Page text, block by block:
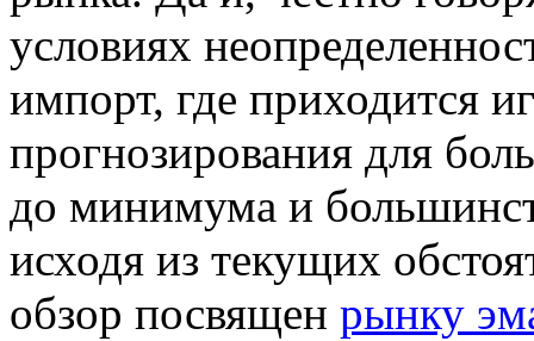
условиях
импорт, где приходится
прогнозирования для
до минимума и
исходя из текущих
обзор посвящен рынку